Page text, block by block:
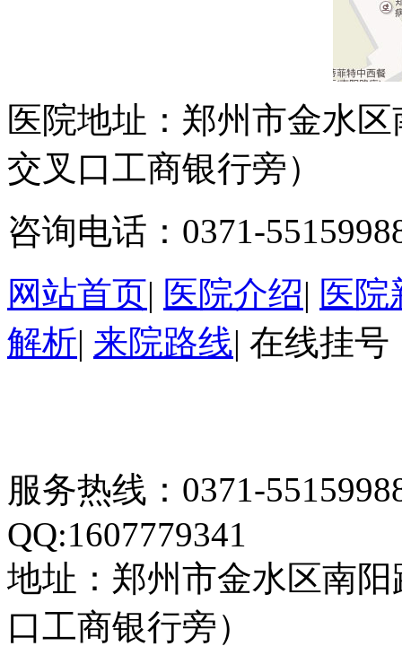
医院地址：郑州市金水
交叉口工商银行旁）
咨询电话：0371-
网站首页| 医院介绍| 医院
解析| 来院路线| 在线挂号
服务热线：0371-
QQ:1607779341
地址：郑州市金水区南
口工商银行旁）